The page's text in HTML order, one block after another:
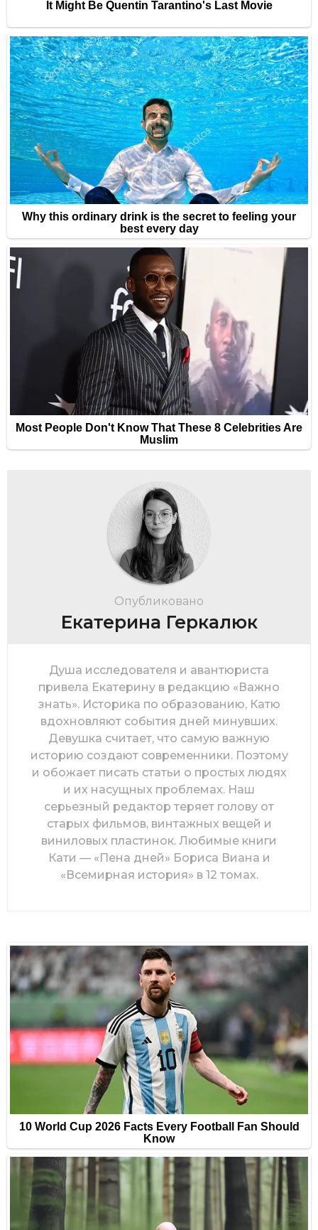
Опубликовано
Екатерина Геркалюк
Душа исследователя и авантюриста
привела Екатерину в редакцию «Важно
знать». Историка по образованию, Катю
вдохновляют события дней минувших.
Девушка считает, что самую важную
историю создают современники. Поэтому
и обожает писать статьи о простых людях
и их насущных проблемах. Наш
серьезный редактор теряет голову от
старых фильмов, винтажных вещей и
виниловых пластинок. Любимые книги
Кати — «Пена дней» Бориса Виана и
«Всемирная история» в 12 томах.